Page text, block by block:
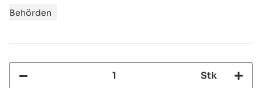
Behörden
Stk